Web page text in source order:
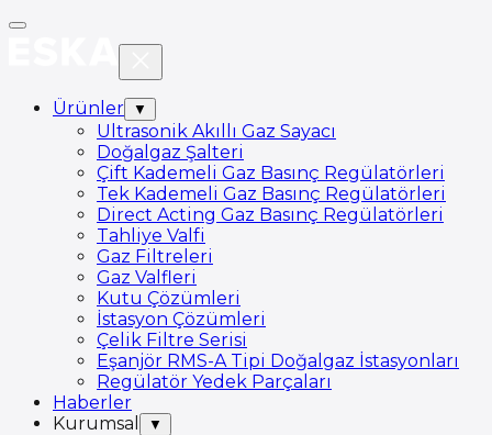
Ürünler ▼
Ultrasonik Akıllı Gaz Sayacı
Doğalgaz Şalteri
Çift Kademeli Gaz Basınç Regülatörleri
Tek Kademeli Gaz Basınç Regülatörleri
Direct Acting Gaz Basınç Regülatörleri
Tahliye Valfi
Gaz Filtreleri
Gaz Valfleri
Kutu Çözümleri
İstasyon Çözümleri
Çelik Filtre Serisi
Eşanjör RMS-A Tipi Doğalgaz İstasyonları
Regülatör Yedek Parçaları
Haberler
Kurumsal
▼